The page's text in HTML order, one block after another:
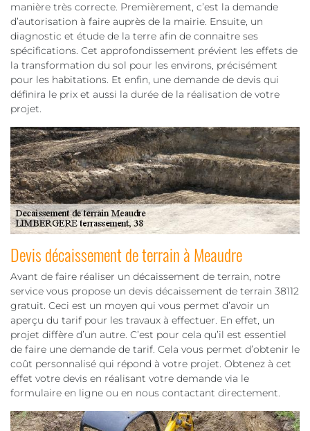
manière très correcte. Premièrement, c’est la demande
d’autorisation à faire auprès de la mairie. Ensuite, un
diagnostic et étude de la terre afin de connaitre ses
spécifications. Cet approfondissement prévient les effets de
la transformation du sol pour les environs, précisément
pour les habitations. Et enfin, une demande de devis qui
définira le prix et aussi la durée de la réalisation de votre
projet.
Devis décaissement de terrain à Meaudre
Avant de faire réaliser un décaissement de terrain, notre
service vous propose un devis décaissement de terrain 38112
gratuit. Ceci est un moyen qui vous permet d’avoir un
aperçu du tarif pour les travaux à effectuer. En effet, un
projet diffère d’un autre. C’est pour cela qu’il est essentiel
de faire une demande de tarif. Cela vous permet d’obtenir le
coût personnalisé qui répond à votre projet. Obtenez à cet
effet votre devis en réalisant votre demande via le
formulaire en ligne ou en nous contactant directement.